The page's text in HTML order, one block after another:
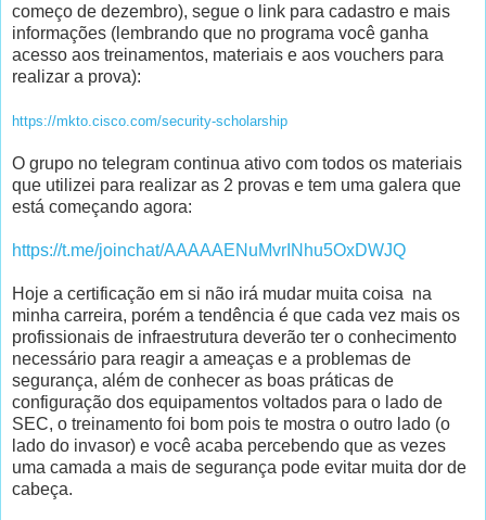
começo de dezembro), segue o link para cadastro e mais
informações (lembrando que no programa você ganha
acesso aos treinamentos, materiais e aos vouchers para
realizar a prova):
https://mkto.cisco.com/security-scholarship
O grupo no telegram continua ativo com todos os materiais
que utilizei para realizar as 2 provas e tem uma galera que
está começando agora:
https://t.me/joinchat/AAAAAENuMvrINhu5OxDWJQ
Hoje a certificação em si não irá mudar muita coisa na
minha carreira, porém a tendência é que cada vez mais os
profissionais de infraestrutura deverão ter o conhecimento
necessário para reagir a ameaças e a problemas de
segurança, além de conhecer as boas práticas de
configuração dos equipamentos voltados para o lado de
SEC, o treinamento foi bom pois te mostra o outro lado (o
lado do invasor) e você acaba percebendo que as vezes
uma camada a mais de segurança pode evitar muita dor de
cabeça.